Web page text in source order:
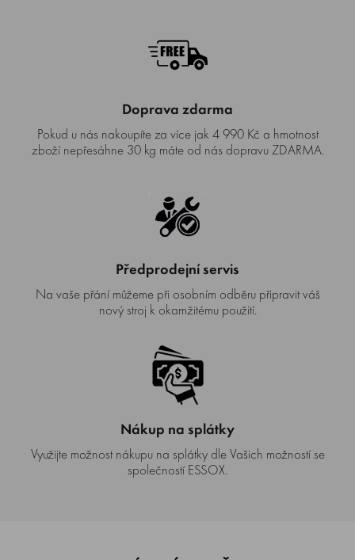
Doprava zdarma
Pokud u nás nakoupíte za více jak 4 990 Kč a hmotnost
zboží nepřesáhne 30 kg máte od nás dopravu ZDARMA.
Předprodejní servis
Na vaše přání můžeme při osobním odběru připravit váš
nový stroj k okamžitému použití.
Nákup na splátky
Využijte možnost nákupu na splátky dle Vašich možností se
společností ESSOX.